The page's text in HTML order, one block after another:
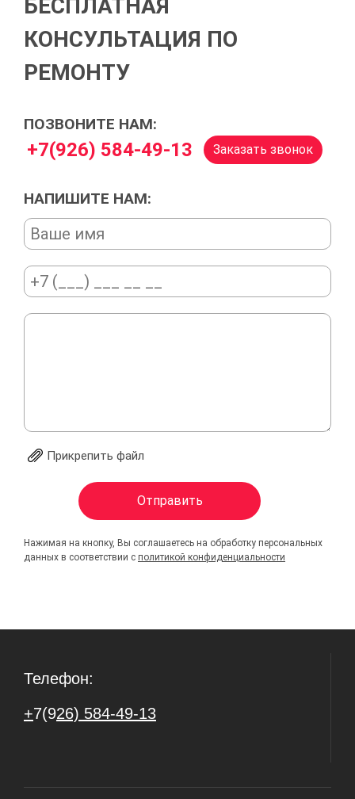
БЕСПЛАТНАЯ
КОНСУЛЬТАЦИЯ ПО
РЕМОНТУ
ПОЗВОНИТЕ НАМ:
+7(926) 584-49-13 Заказать звонок
НАПИШИТЕ НАМ:
Прикрепить файл
Нажимая на кнопку, Вы соглашаетесь на обработку персональных
данных в соответствии с политикой конфиденциальности
Телефон:
+7(926) 584-49-13